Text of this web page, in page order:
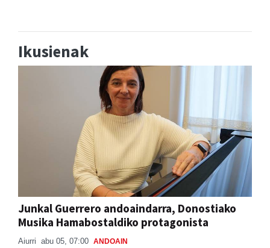
Ikusienak
Junkal Guerrero andoaindarra, Donostiako
Musika Hamabostaldiko protagonista
Aiurri abu 05, 07:00 ANDOAIN